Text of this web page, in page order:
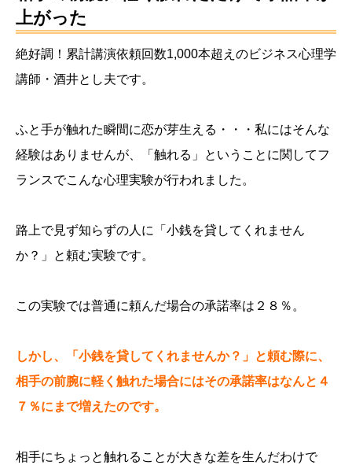
上がった
絶好調！累計講演依頼回数1,000本超えのビジネス心理学
講師・酒井とし夫です。
ふと手が触れた瞬間に恋が芽生える・・・私にはそんな
経験はありませんが、「触れる」ということに関してフ
ランスでこんな心理実験が行われました。
路上で見ず知らずの人に「小銭を貸してくれません
か？」と頼む実験です。
この実験では普通に頼んだ場合の承諾率は２８％。
しかし、「小銭を貸してくれませんか？」と頼む際に、
相手の前腕に軽く触れた場合にはその承諾率はなんと４
７％にまで増えたのです。
相手にちょっと触れることが大きな差を生んだわけで